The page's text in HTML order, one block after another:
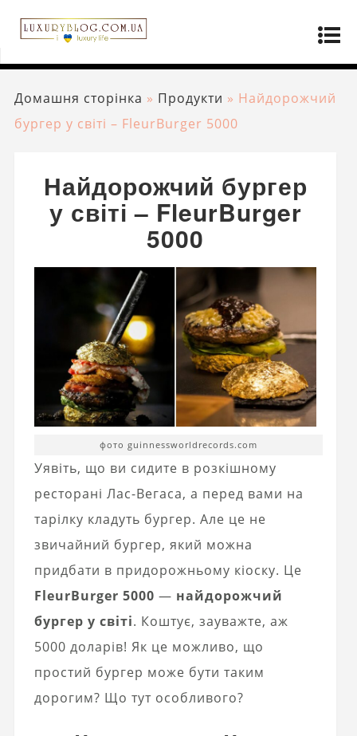
Домашня сторінка » Продукти » Найдорожчий
бургер у світі – FleurBurger 5000
Найдорожчий бургер
у світі – FleurBurger
5000
фото guinnessworldrecords.com
Уявіть, що ви сидите в розкішному
ресторані Лас-Вегаса, а перед вами на
тарілку кладуть бургер. Але це не
звичайний бургер, який можна
придбати в придорожньому кіоску. Це
FleurBurger 5000 — найдорожчий
бургер у світі. Коштує, зауважте, аж
5000 доларів! Як це можливо, що
простий бургер може бути таким
дорогим? Що тут особливого?